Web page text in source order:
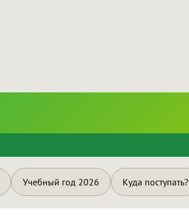
Учебный год 2026 Куда поступать?